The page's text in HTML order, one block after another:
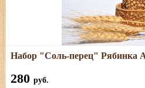
Размеры: высота солонки - 9
подставки 10 см, ширина -
Набор "Соль-перец" Рябинка
280 руб.